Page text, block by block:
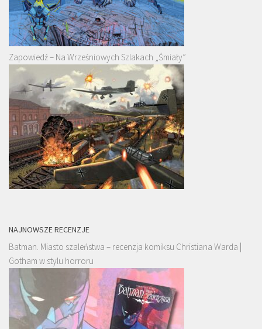
Zapowiedź – Na Wrześniowych Szlakach „Śmiały”
NAJNOWSZE RECENZJE
Batman. Miasto szaleństwa – recenzja komiksu Christiana Warda |
Gotham w stylu horroru